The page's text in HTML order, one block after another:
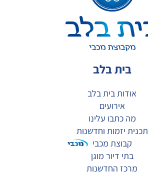
בית בלב
אודות בית בלב
אירועים
מה כתבו עלינו
תכנית יזמות וחדשנות
קבוצת מכבי
בתי דיור מוגן
מרכז החדשנות